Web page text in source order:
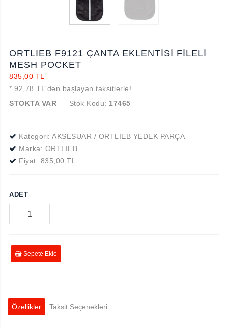
ORTLIEB F9121 ÇANTA EKLENTİSİ FİLELİ
MESH POCKET
835,00 TL
* 92,78 TL'den başlayan taksitlerle!
STOKTA VAR
Stok Kodu: 17465
Kategori: AKSESUAR / ORTLIEB YEDEK PARÇA
Marka: ORTLIEB
Fiyat: 835,00 TL
ADET
Sepete Ekle
Özellikler Taksit Seçenekleri